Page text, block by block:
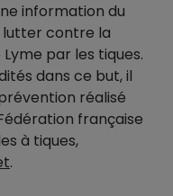
information du
lutter contre la
par les tiques.
dans ce but, il
réalisé
française
à tiques,
.